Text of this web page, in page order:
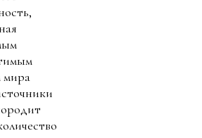
мира